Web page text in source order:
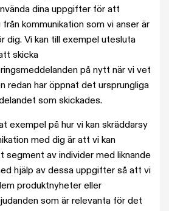
dina uppgifter för att
kommunikation som vi anser är
dig. Vi kan till exempel utesluta
skicka
på nytt när vi vet
redan har öppnat det ursprungliga
som skickades.
exempel på hur vi kan skräddarsy
med dig är att vi kan
segment av individer med liknande
hjälp av dessa uppgifter så att vi
produktnyheter eller
som är relevanta för det